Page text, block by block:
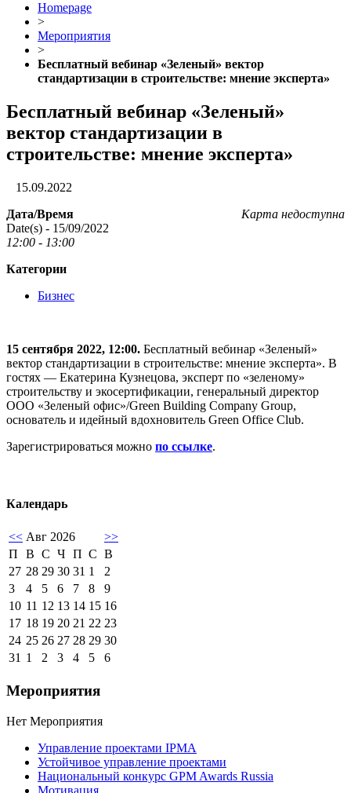
Homepage
>
Мероприятия
>
Бесплатный вебинар «Зеленый» вектор
стандартизации в строительстве: мнение эксперта»
Бесплатный вебинар «Зеленый»
вектор стандартизации в
строительстве: мнение эксперта»
15.09.2022
Карта недоступна
Дата/Время
Date(s) - 15/09/2022
12:00 - 13:00
Категории
Бизнес
15 сентября 2022, 12:00. Бесплатный вебинар «Зеленый»
вектор стандартизации в строительстве: мнение эксперта». В
гостях — Екатерина Кузнецова, эксперт по «зеленому»
строительству и экосертификации, генеральный директор
ООО «Зеленый офис»/Green Building Company Group,
основатель и идейный вдохновитель Green Office Club.
Зарегистрироваться можно по ссылке.
Календарь
<< Авг 2026
>>
П
В С Ч П С В
27 28 29 30 31 1
2
3
4 5 6 7 8
9
10 11 12 13 14 15 16
17 18 19 20 21 22 23
24 25 26 27 28 29 30
31 1 2 3 4 5 6
Мероприятия
Нет Мероприятия
Управление проектами IPMA
Устойчивое управление проектами
Национальный конкурс GPM Awards Russia
Мотивация